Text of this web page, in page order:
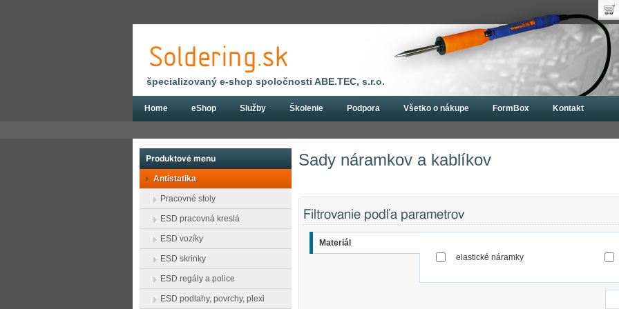
Sady náramkov a kablíkov
Filtrovanie podľa parametrov
Materiál
elastické náramky
Produktové menu
Antistatika
Pracovné stoly
ESD pracovná kreslá
ESD vozíky
ESD skrinky
ESD regály a police
ESD podlahy, povrchy, plexi
špecializovaný e-shop spoločnosti ABE.TEC, s.r.o.
Home eShop Služby Školenie Podpora Všetko o nákupe FormBox Kontakt